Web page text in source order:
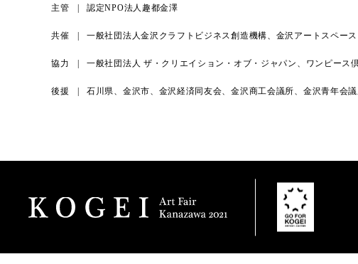
主管 認定NPO法人趣都金澤
共催 一般社団法人金沢クラフトビジネス創造機構、金沢アートスペース
協力 一般社団法人 ザ・クリエイション・オブ・ジャパン、ワンピース
後援 石川県、金沢市、金沢経済同友会、金沢商工会議所、金沢青年会